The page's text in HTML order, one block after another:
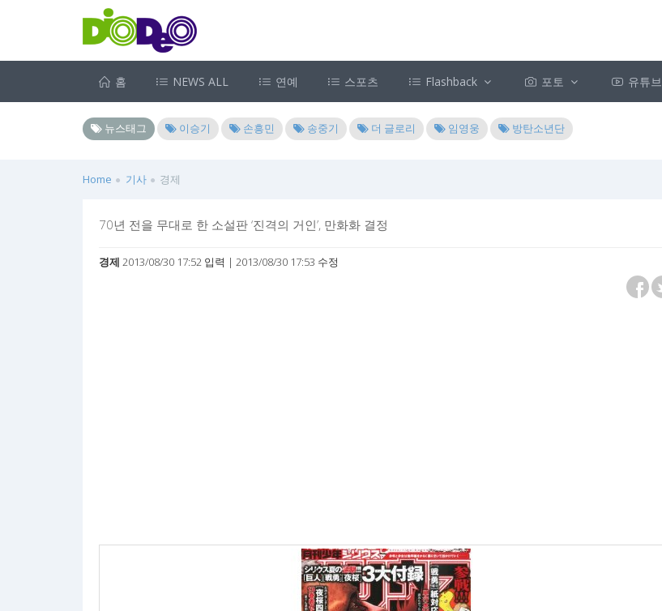
홈 NEWS ALL 연예 스포츠 Flashback 포토 유튜브
뉴스태그 이승기 손흥민 송중기 더 글로리 임영웅 방탄소년단
Home 기사 경제
70년 전을 무대로 한 소설판 ‘진격의 거인’, 만화화 결정
경제 2013/08/30 17:52 입력 | 2013/08/30 17:53 수정